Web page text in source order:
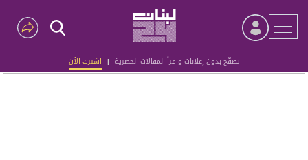
تصفّح بدون إعلانات واقرأ المقالات الحصرية | اشترك الآن
Advertisement